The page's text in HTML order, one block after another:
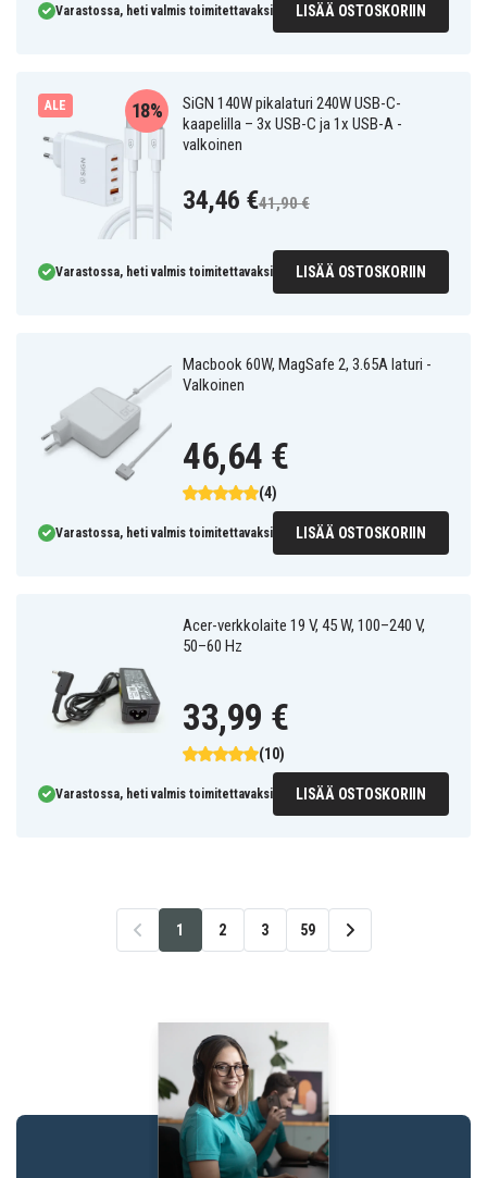
Varastossa, heti valmis toimitettavaksi LISÄÄ OSTOSKORIIN
ALE
SiGN 140W pikalaturi 240W USB-C-
kaapelilla – 3x USB-C ja 1x USB-A -
valkoinen
18%
34,46 €41,90 €
Varastossa, heti valmis toimitettavaksi LISÄÄ OSTOSKORIIN
Macbook 60W, MagSafe 2, 3.65A laturi -
Valkoinen
(4)
46,64 €
Varastossa, heti valmis toimitettavaksi LISÄÄ OSTOSKORIIN
Acer-verkkolaite 19 V, 45 W, 100–240 V,
50–60 Hz
(10)
33,99 €
Varastossa, heti valmis toimitettavaksi LISÄÄ OSTOSKORIIN
1 2 3 59